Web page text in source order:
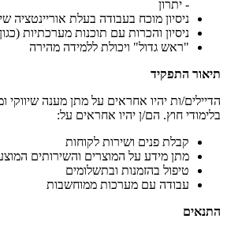
- יתרון
ניסיון מוכח בעבודה בעלת אוריינטציה
ניסיון והכרות עם תוכנות מערכתיות
"ראש גדול" ויכולת ללמידה מהירה
תיאור התפקיד
הדיילים/ות יהיו אחראים על מתן מענה שיווקי
בלימודי חוץ. הם/ן יהיו אחראים על:
קבלת פנים ושירות לקוחות
מתן מידע על המוצרים והשירותים
טיפול בהזמנות ובתשלומים
עבודה עם מערכות ממוחשבות
התנאים